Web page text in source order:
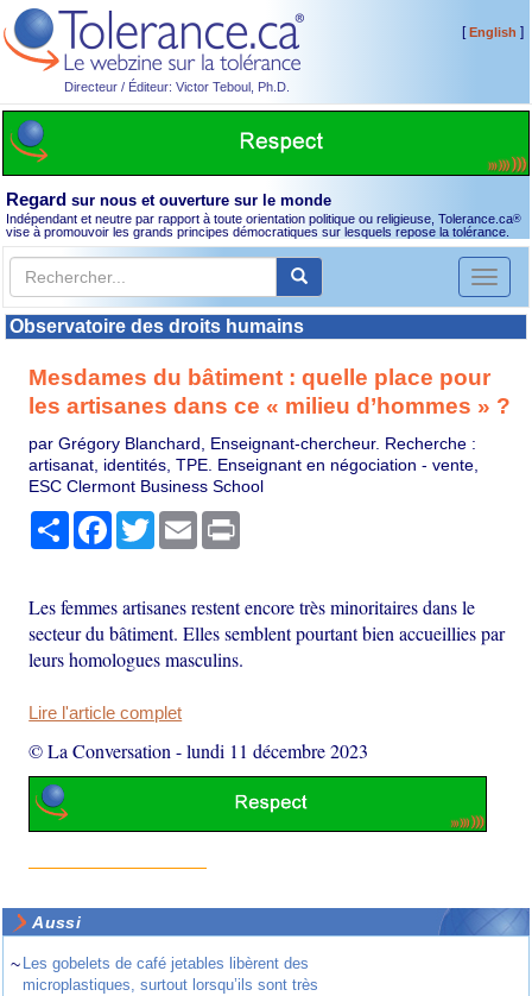
Directeur / Éditeur: Victor Teboul, Ph.D.
[English ]
Regard sur nous et ouverture sur le monde
Indépendant et neutre par rapport à toute orientation politique ou religieuse, Tolerance.ca®
vise à promouvoir les grands principes démocratiques sur lesquels repose la tolérance.
Toggle
Observatoire des droits humains
Mesdames du bâtiment : quelle place pour
les artisanes dans ce « milieu d’hommes » ?
par Grégory Blanchard, Enseignant-chercheur. Recherche :
artisanat, identités, TPE. Enseignant en négociation - vente,
ESC Clermont Business School
PartagerFacebook
TwitterEmail
Les femmes artisanes restent encore très minoritaires dans le
secteur du bâtiment. Elles semblent pourtant bien accueillies par
leurs homologues masculins.
Lire l'article complet
© La Conversation -lundi 11 décembre 2023
Aussi
~ Les gobelets de café jetables libèrent des
microplastiques, surtout lorsqu’ils sont très